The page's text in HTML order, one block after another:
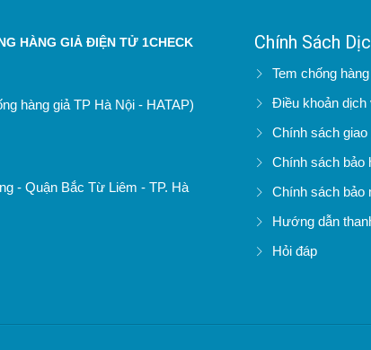
HÀNG GIẢ ĐIỆN TỬ 1CHECK
hàng giả TP Hà Nội - HATAP)
- Quận Bắc Từ Liêm - TP. Hà
Chính Sách
Tem chống
Điều khoản dịch
Chính sách giao
Chính sách bảo
Chính sách bảo
Hướng dẫn
Hỏi đáp